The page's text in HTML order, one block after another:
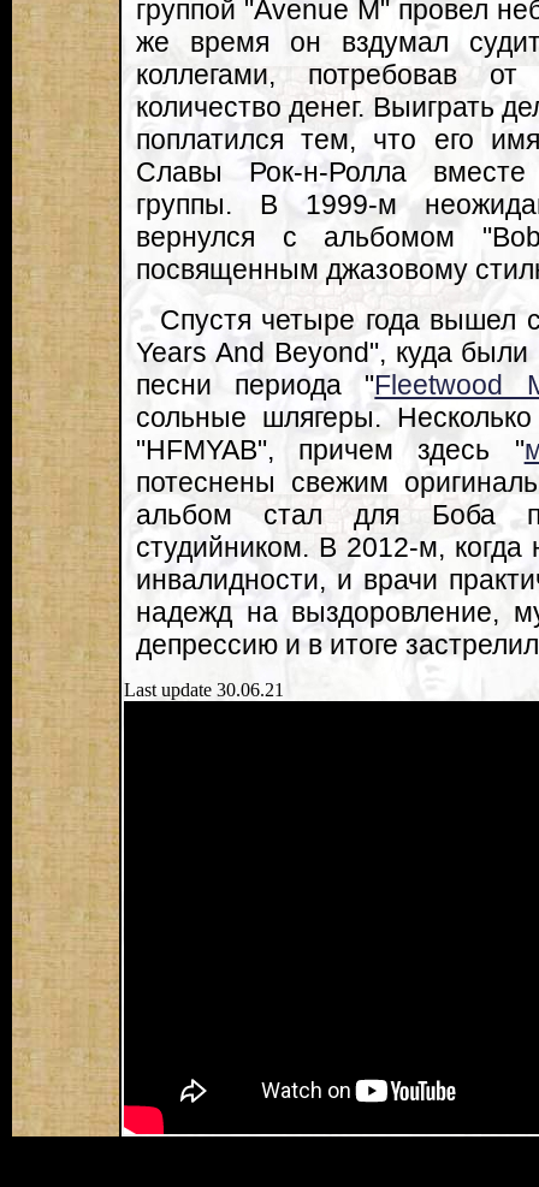
группой "Avenue M" провел
же время он вздумал
коллегами, потребовав
количество денег. Выиграть
поплатился тем, что его
Славы Рок-н-Ролла
группы. В 1999-м
вернулся с альбомом
посвященным джазовому
Спустя четыре года вышел
Years And Beyond", куда
песни периода "Fleetwood
сольные шлягеры.
"HFMYAB", причем здесь "
потеснены свежим
альбом стал для Боба
студийником. В 2012-м, когда
инвалидности, и врачи
надежд на выздоровление,
депрессию и в итоге
Last update 30.06.21